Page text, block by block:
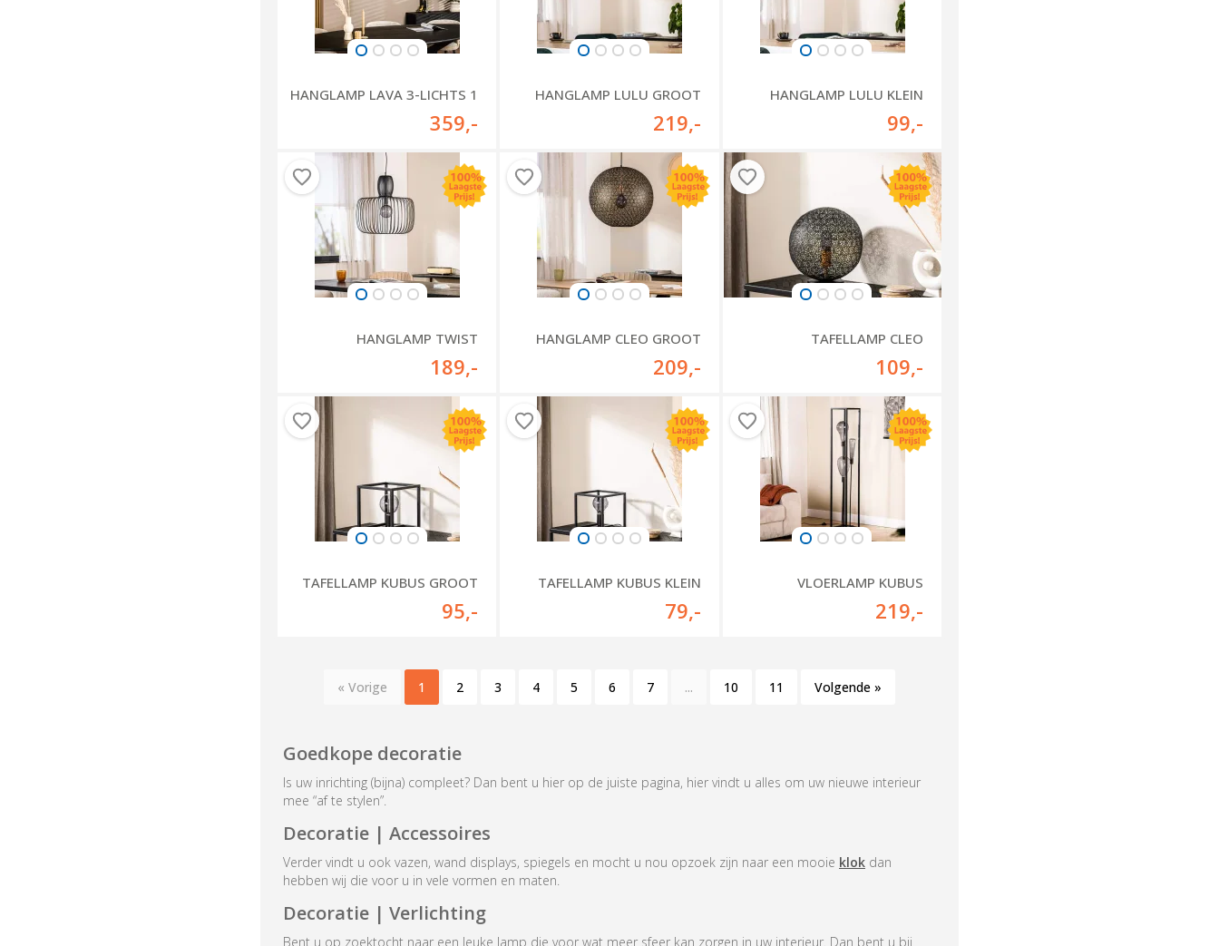
HANGLAMP LAVA 3-LICHTS 1
359,-
HANGLAMP LULU GROOT
219,-
HANGLAMP LULU KLEIN
99,-
HANGLAMP TWIST
189,-
HANGLAMP CLEO GROOT
209,-
TAFELLAMP CLEO
109,-
TAFELLAMP KUBUS GROOT
95,-
TAFELLAMP KUBUS KLEIN
79,-
VLOERLAMP KUBUS
219,-
« Vorige 1 2 3 4 5 6 7 ... 10 11 Volgende »
Goedkope decoratie
Is uw inrichting (bijna) compleet? Dan bent u hier op de juiste pagina, hier vindt u alles om uw nieuwe interieur
mee “af te stylen”.
Decoratie | Accessoires
Verder vindt u ook vazen, wand displays, spiegels en mocht u nou opzoek zijn naar een mooie klok dan
hebben wij die voor u in vele vormen en maten.
Decoratie | Verlichting
Bent u op zoektocht naar een leuke lamp die voor wat meer sfeer kan zorgen in uw interieur. Dan bent u bij